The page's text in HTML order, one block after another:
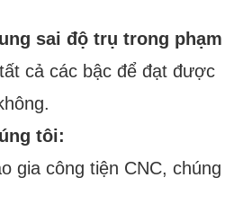
sai độ trụ trong phạm
cả các bậc để đạt được
tôi:
gia công tiện CNC, chúng